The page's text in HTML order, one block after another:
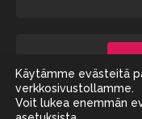
Tietosuojaseloste
Käytämme evästeitä
verkkosivustollamme.
Voit lukea enemmän